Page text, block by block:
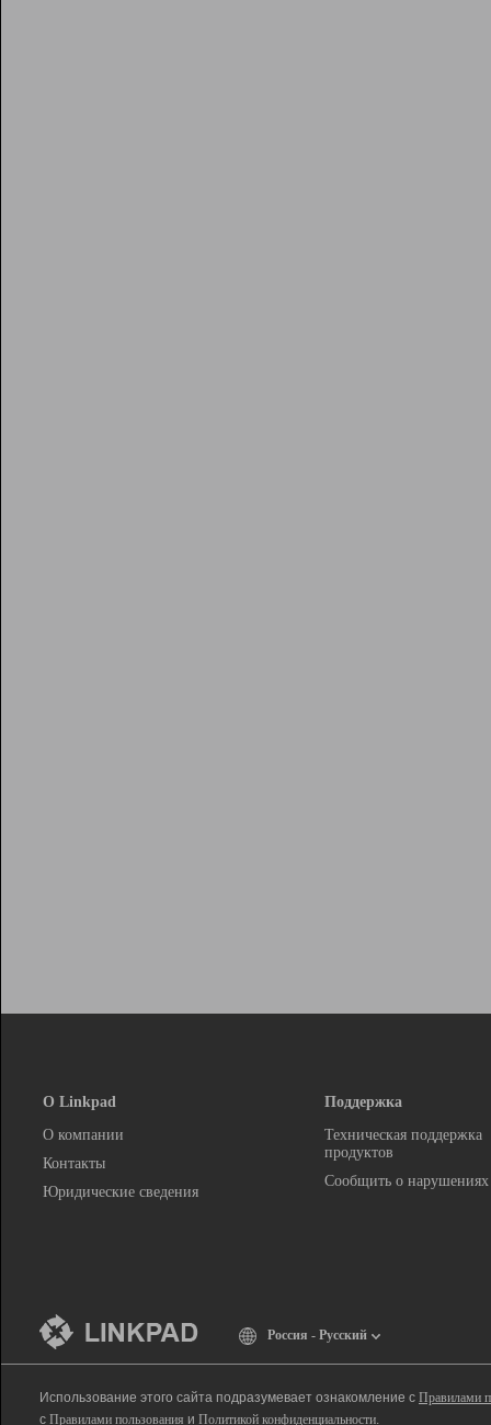
О Linkpad
О компании
Контакты
Юридические сведения
Поддержка
Техническая поддержка
продуктов
Сообщить о нарушениях
Россия - Русский
Использование этого сайта подразумевает ознакомление с Правилами
с Правилами пользования и Политикой конфиденциальности.